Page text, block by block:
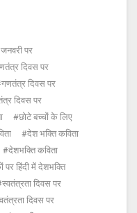
पर
दिवस पर
गणतंत्र दिवस पर
दिवस पर
छोटे बच्चों के लिए
देश भक्ति कविता
देशभक्ति कविता
पर हिंदी में देशभक्ति
स्वतंत्रता दिवस पर
दिवस पर